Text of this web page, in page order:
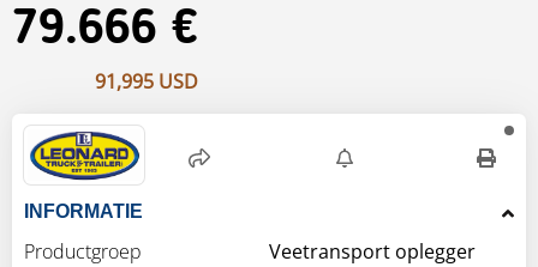
79.666 €
91,995 USD
INFORMATIE
Productgroep
Veetransport oplegger